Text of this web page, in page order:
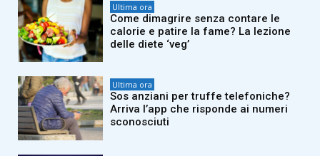
Ultima ora
Come dimagrire senza contare le
calorie e patire la fame? La lezione
delle diete ‘veg’
Ultima ora
Sos anziani per truffe telefoniche?
Arriva l’app che risponde ai numeri
sconosciuti